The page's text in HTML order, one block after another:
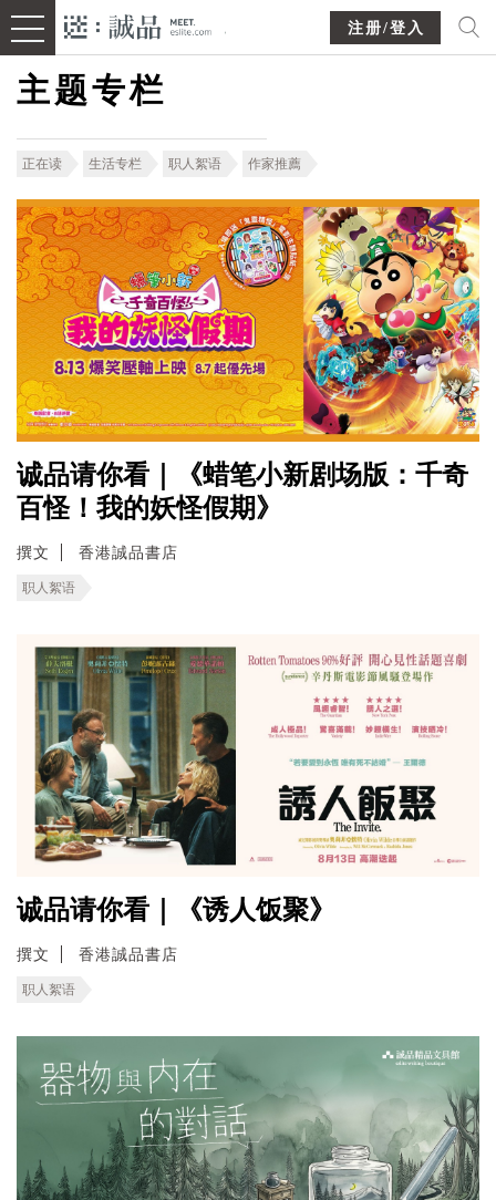
注册/登入
主题专栏
正在读 生活专栏 职人絮语 作家推薦
诚品请你看｜《蜡笔小新剧场版：千奇
百怪！我的妖怪假期》
撰文 香港誠品書店
职人絮语
诚品请你看｜《诱人饭聚》
撰文 香港誠品書店
职人絮语